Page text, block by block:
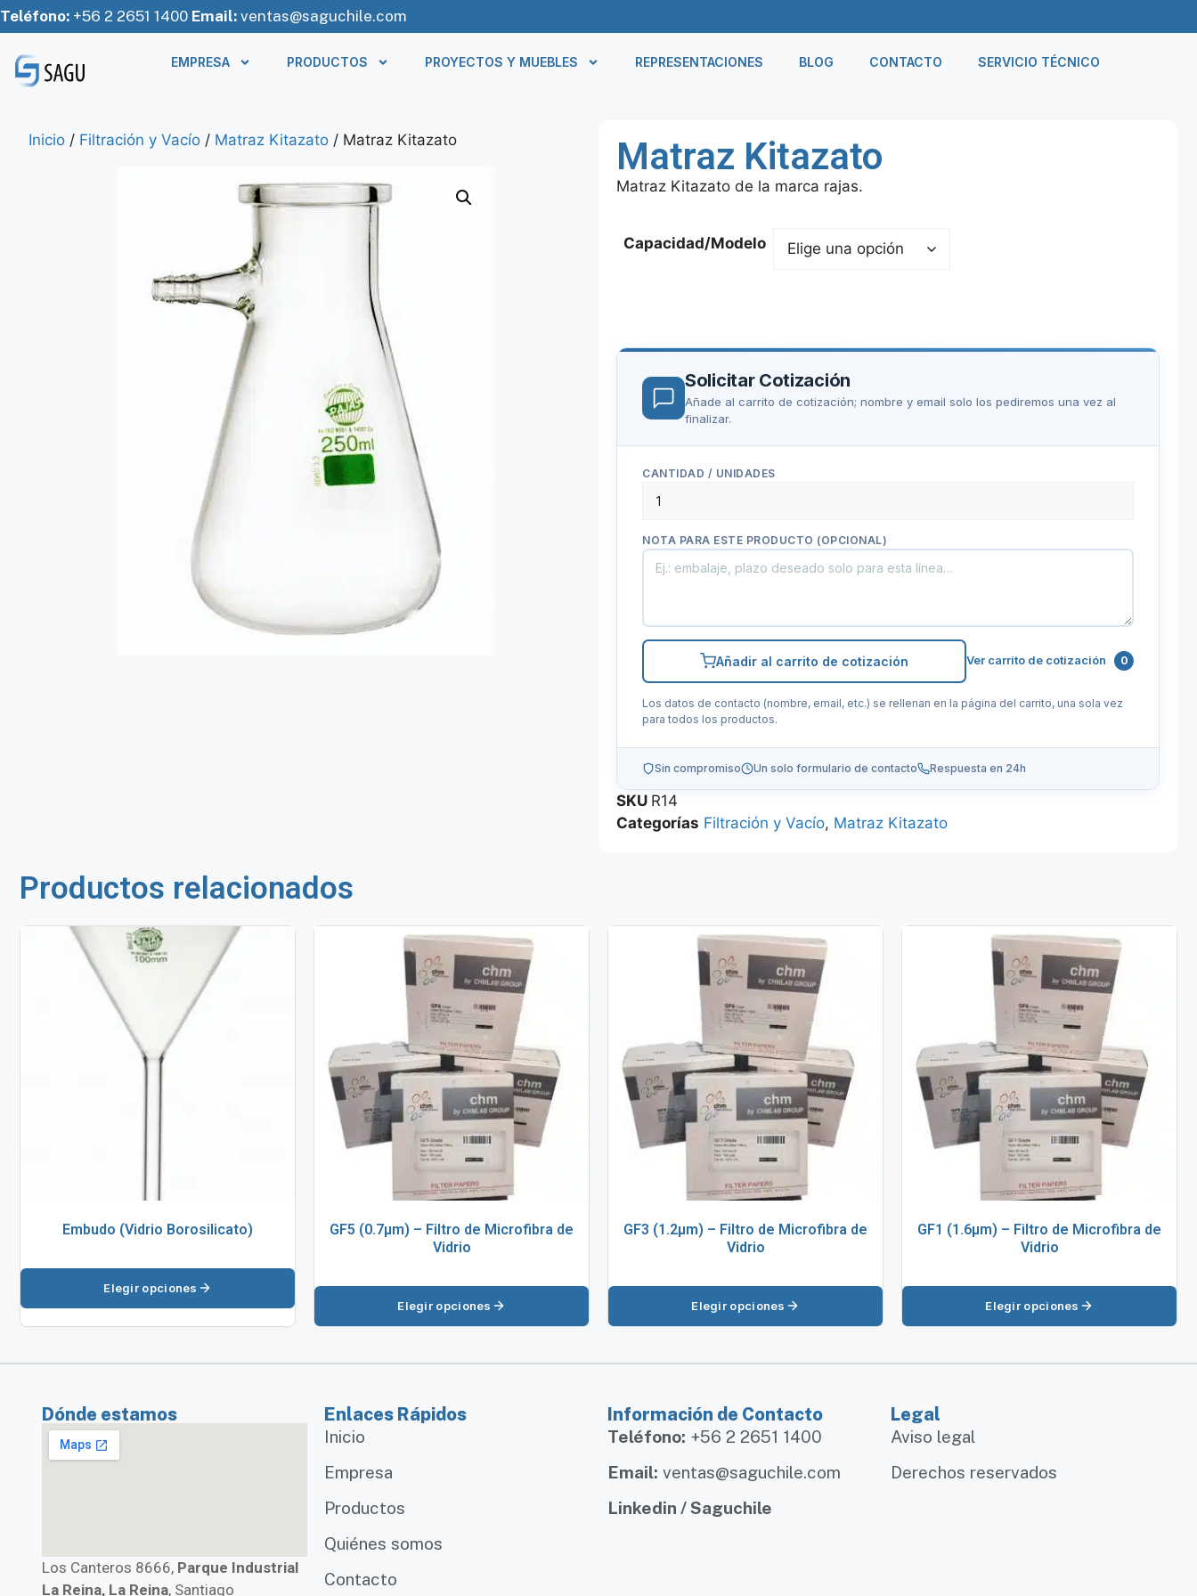
Teléfono: +56 2 2651 1400 Email: ventas@saguchile.com
EMPRESA PRODUCTOS PROYECTOS Y MUEBLES REPRESENTACIONES BLOG CONTACTO SERVICIO TÉCNICO
Inicio / Filtración y Vacío / Matraz Kitazato / Matraz Kitazato Matraz Kitazato
Matraz Kitazato de la marca rajas.
Capacidad/Modelo
Solicitar Cotización
Añade al carrito de cotización; nombre y email solo los pediremos una vez al
finalizar.
CANTIDAD / UNIDADES
NOTA PARA ESTE PRODUCTO (OPCIONAL)
Añadir al carrito de cotización Ver carrito de cotización 0
Los datos de contacto (nombre, email, etc.) se rellenan en la página del carrito, una sola vez
para todos los productos.
Sin compromiso Un solo formulario de contacto Respuesta en 24h
SKU R14
Categorías Filtración y Vacío, Matraz Kitazato
Productos relacionados
Embudo (Vidrio Borosilicato)
Elegir opciones
GF5 (0.7µm) – Filtro de Microfibra de
Vidrio
Elegir opciones
GF3 (1.2µm) – Filtro de Microfibra de
Vidrio
Elegir opciones
GF1 (1.6µm) – Filtro de Microfibra de
Vidrio
Elegir opciones
Dónde estamos
Los Canteros 8666, Parque Industrial
La Reina, La Reina, Santiago
Enlaces Rápidos
Inicio
Empresa
Productos
Quiénes somos
Contacto
Información de Contacto
Teléfono: +56 2 2651 1400
Email: ventas@saguchile.com
Linkedin / Saguchile
Legal
Aviso legal
Derechos reservados